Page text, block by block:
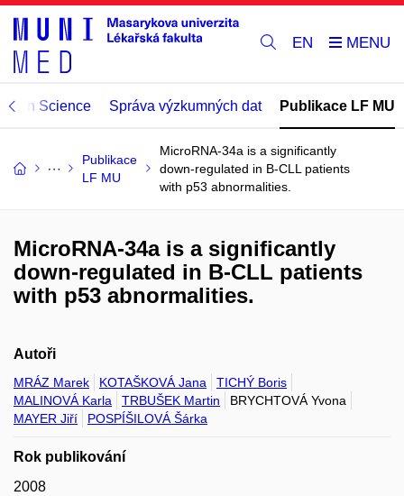
EN
Open Science Správa výzkumných dat Publikace LF MU
Publikace
LF MU
MicroRNA-34a is a significantly
down-regulated in B-CLL patients
with p53 abnormalities.
MicroRNA-34a is a significantly
down-regulated in B-CLL patients
with p53 abnormalities.
Autoři
MRÁZ Marek KOTAŠKOVÁ Jana
TICHÝ Boris
MALINOVÁ Karla
TRBUŠEK Martin
BRYCHTOVÁ Yvona
MAYER Jiří
POSPÍŠILOVÁ Šárka
Rok publikování
2008